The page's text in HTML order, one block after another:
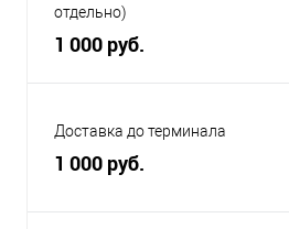
отдельно)
1 000 руб.
Доставка до терминала
1 000 руб.